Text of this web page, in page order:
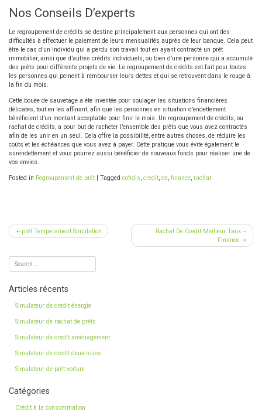
Nos Conseils D’experts
Le regroupement de crédits se destine principalement aux personnes qui ont des
difficultés à effectuer le paiement de leurs mensualités auprès de leur banque. Cela peut
être le cas d’un individu qui a perdu son travail tout en ayant contracté un prêt
immobilier, ainsi que d’autres crédits individuels, ou bien d’une personne qui a accumulé
des prêts pour différents projets de vie. Le regroupement de crédits est fait pour toutes
les personnes qui peinent à rembourser leurs dettes et qui se retrouvent dans le rouge à
la fin du mois.
Cette bouée de sauvetage a été inventée pour soulager les situations financières
délicates, tout en les affinant, afin que les personnes en situation d’endettement
bénéficient d’un montant acceptable pour finir le mois. Un regroupement de crédits, ou
rachat de crédits, a pour but de racheter l’ensemble des prêts que vous avez contractés
afin de les unir en un seul. Cela offre la possibilité, entre autres choses, de réduire les
coûts et les échéances que vous avez à payer. Cette pratique vous évite également le
surendettement et vous pourrez aussi bénéficier de nouveaux fonds pour réaliser une de
vos envies.
Posted in Regroupement de prêt Tagged cofidis, credit, de, finance, rachat
Navigation
l’article
prêt Temperament Simulation
Rachat De Credit Meilleur Taux –
Finance
Articles récents
Simulateur de crédit énergie
Simulateur de rachat de prêts
Simulateur de crédit aménagement
Simulateur de crédit deux-roues
Simulateur de prêt voiture
Catégories
Crédit à la consommation